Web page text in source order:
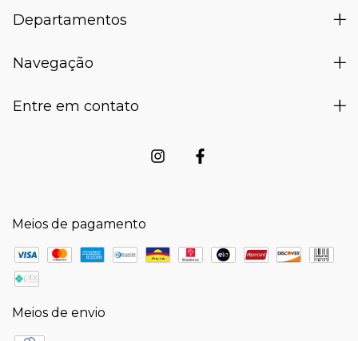
Departamentos
Navegação
Entre em contato
Meios de pagamento
Meios de envio